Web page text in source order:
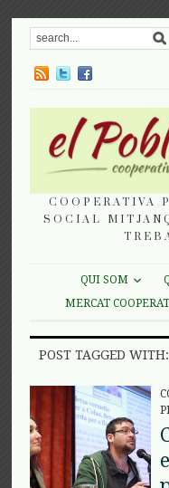
COOPERATIVA
SOCIAL
QUI SOM
MERCAT
POST TAGGED